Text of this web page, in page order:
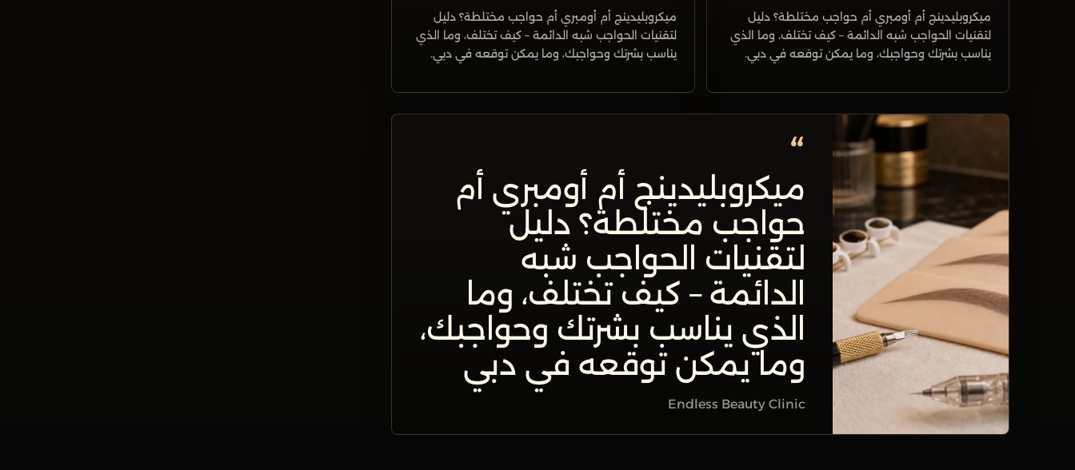
ميكروبليدينج أم أومبري أم حواجب مختلطة؟ دليل
لتقنيات الحواجب شبه الدائمة – كيف تختلف، وما الذي
يناسب بشرتك وحواجبك، وما يمكن توقعه في دبي.
ميكروبليدينج أم أومبري أم حواجب مختلطة؟ دليل
لتقنيات الحواجب شبه الدائمة – كيف تختلف، وما الذي
يناسب بشرتك وحواجبك، وما يمكن توقعه في دبي.
“
ميكروبليدينج أم أومبري أم
حواجب مختلطة؟ دليل
لتقنيات الحواجب شبه
الدائمة – كيف تختلف، وما
الذي يناسب بشرتك وحواجبك،
وما يمكن توقعه في دبي
Endless Beauty Clinic